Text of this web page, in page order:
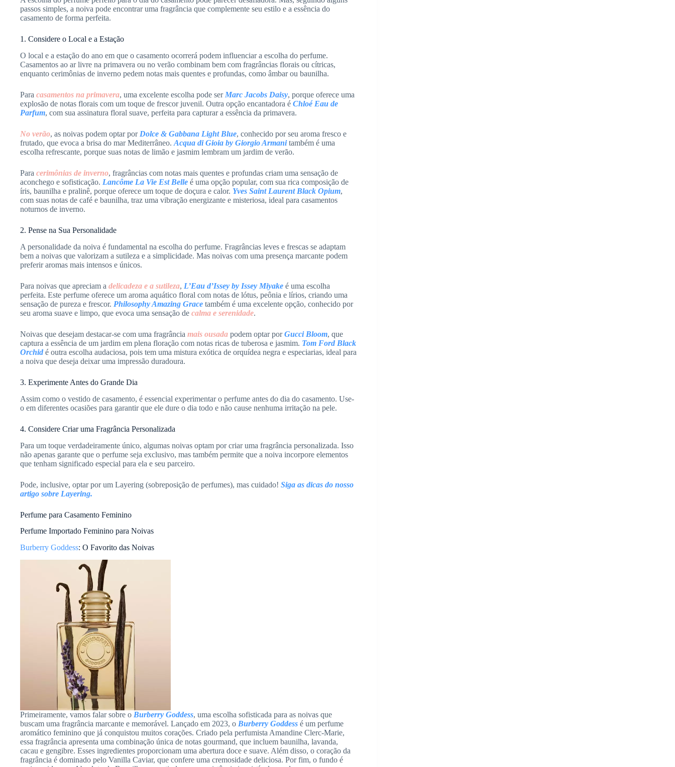
passos simples, a noiva pode encontrar uma fragrância que complemente seu estilo e a essência do
casamento de forma perfeita.
1. Considere o Local e a Estação
O local e a estação do ano em que o casamento ocorrerá podem influenciar a escolha do perfume.
Casamentos ao ar livre na primavera ou no verão combinam bem com fragrâncias florais ou cítricas,
enquanto cerimônias de inverno pedem notas mais quentes e profundas, como âmbar ou baunilha.
Para casamentos na primavera, uma excelente escolha pode ser Marc Jacobs Daisy, porque oferece uma
explosão de notas florais com um toque de frescor juvenil. Outra opção encantadora é Chloé Eau de
Parfum, com sua assinatura floral suave, perfeita para capturar a essência da primavera.
No verão, as noivas podem optar por Dolce & Gabbana Light Blue, conhecido por seu aroma fresco e
frutado, que evoca a brisa do mar Mediterrâneo. Acqua di Gioia by Giorgio Armanitambém é uma
escolha refrescante, porque suas notas de limão e jasmim lembram um jardim de verão.
Para cerimônias de inverno, fragrâncias com notas mais quentes e profundas criam uma sensação de
aconchego e sofisticação. Lancôme La Vie Est Belle é uma opção popular, com sua rica composição de
íris, baunilha e pralinê, porque oferece um toque de doçura e calor. Yves Saint Laurent Black Opium,
com suas notas de café e baunilha, traz uma vibração energizante e misteriosa, ideal para casamentos
noturnos de inverno.
2. Pense na Sua Personalidade
A personalidade da noiva é fundamental na escolha do perfume. Fragrâncias leves e frescas se adaptam
bem a noivas que valorizam a sutileza e a simplicidade. Mas noivas com uma presença marcante podem
preferir aromas mais intensos e únicos.
Para noivas que apreciam a delicadeza e a sutileza, L’Eau d’Issey by Issey Miyake é uma escolha
perfeita. Este perfume oferece um aroma aquático floral com notas de lótus, peônia e lírios, criando uma
sensação de pureza e frescor. Philosophy Amazing Grace também é uma excelente opção, conhecido por
seu aroma suave e limpo, que evoca uma sensação de calma e serenidade.
Noivas que desejam destacar-se com uma fragrância mais ousada podem optar porGucci Bloom, que
captura a essência de um jardim em plena floração com notas ricas de tuberosa e jasmim. Tom Ford Black
Orchid é outra escolha audaciosa, pois tem uma mistura exótica de orquídea negra e especiarias, ideal para
a noiva que deseja deixar uma impressão duradoura.
3. Experimente Antes do Grande Dia
Assim como o vestido de casamento, é essencial experimentar o perfume antes do dia do casamento. Use-
o em diferentes ocasiões para garantir que ele dure o dia todo e não cause nenhuma irritação na pele.
4. Considere Criar uma Fragrância Personalizada
Para um toque verdadeiramente único, algumas noivas optam por criar uma fragrância personalizada. Isso
não apenas garante que o perfume seja exclusivo, mas também permite que a noiva incorpore elementos
que tenham significado especial para ela e seu parceiro.
Pode, inclusive, optar por um Layering (sobreposição de perfumes), mas cuidado! Siga as dicas do nosso
artigo sobre Layering.
Perfume para Casamento Feminino
Perfume Importado Feminino para Noivas
Burberry Goddess: O Favorito das Noivas
Primeiramente, vamos falar sobre o Burberry Goddess, uma escolha sofisticada para as noivas que
buscam uma fragrância marcante e memorável. Lançado em 2023, o Burberry Goddess é um perfume
aromático feminino que já conquistou muitos corações. Criado pela perfumista Amandine Clerc-Marie,
essa fragrância apresenta uma combinação única de notas gourmand, que incluem baunilha, lavanda,
cacau e gengibre. Esses ingredientes proporcionam uma abertura doce e suave. Além disso, o coração da
fragrância é dominado pelo Vanilla Caviar, que confere uma cremosidade deliciosa. Por fim, o fundo é